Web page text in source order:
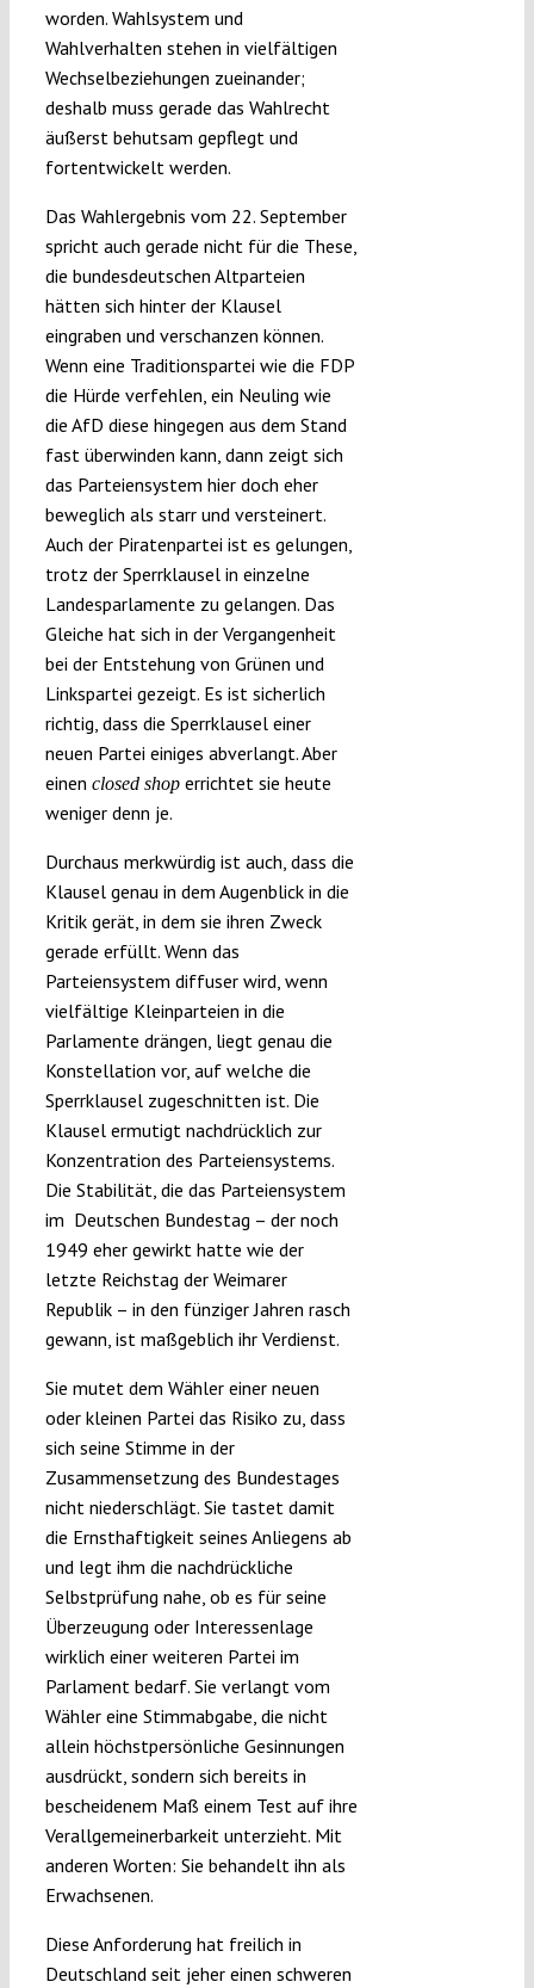
worden. Wahlsystem und
Wahlverhalten stehen in vielfältigen
Wechselbeziehungen zueinander;
deshalb muss gerade das Wahlrecht
äußerst behutsam gepflegt und
fortentwickelt werden.
Das Wahlergebnis vom 22. September
spricht auch gerade nicht für die These,
die bundesdeutschen Altparteien
hätten sich hinter der Klausel
eingraben und verschanzen können.
Wenn eine Traditionspartei wie die FDP
die Hürde verfehlen, ein Neuling wie
die AfD diese hingegen aus dem Stand
fast überwinden kann, dann zeigt sich
das Parteiensystem hier doch eher
beweglich als starr und versteinert.
Auch der Piratenpartei ist es gelungen,
trotz der Sperrklausel in einzelne
Landesparlamente zu gelangen. Das
Gleiche hat sich in der Vergangenheit
bei der Entstehung von Grünen und
Linkspartei gezeigt. Es ist sicherlich
richtig, dass die Sperrklausel einer
neuen Partei einiges abverlangt. Aber
einen closed shoperrichtet sie heute
weniger denn je.
Durchaus merkwürdig ist auch, dass die
Klausel genau in dem Augenblick in die
Kritik gerät, in dem sie ihren Zweck
gerade erfüllt. Wenn das
Parteiensystem diffuser wird, wenn
vielfältige Kleinparteien in die
Parlamente drängen, liegt genau die
Konstellation vor, auf welche die
Sperrklausel zugeschnitten ist. Die
Klausel ermutigt nachdrücklich zur
Konzentration des Parteiensystems.
Die Stabilität, die das Parteiensystem
im Deutschen Bundestag – der noch
1949 eher gewirkt hatte wie der
letzte Reichstag der Weimarer
Republik – in den fünziger Jahren rasch
gewann, ist maßgeblich ihr Verdienst.
Sie mutet dem Wähler einer neuen
oder kleinen Partei das Risiko zu, dass
sich seine Stimme in der
Zusammensetzung des Bundestages
nicht niederschlägt. Sie tastet damit
die Ernsthaftigkeit seines Anliegens ab
und legt ihm die nachdrückliche
Selbstprüfung nahe, ob es für seine
Überzeugung oder Interessenlage
wirklich einer weiteren Partei im
Parlament bedarf. Sie verlangt vom
Wähler eine Stimmabgabe, die nicht
allein höchstpersönliche Gesinnungen
ausdrückt, sondern sich bereits in
bescheidenem Maß einem Test auf ihre
Verallgemeinerbarkeit unterzieht. Mit
anderen Worten: Sie behandelt ihn als
Erwachsenen.
Diese Anforderung hat freilich in
Deutschland seit jeher einen schweren